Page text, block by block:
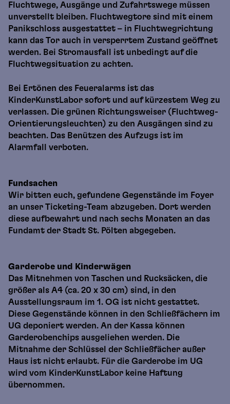
Fluchtwege, Ausgänge und Zufahrtswege müssen
unverstellt bleiben. Fluchtwegtore sind mit einem
Panikschloss ausgestattet – in Fluchtwegrichtung
kann das Tor auch in versperrtem Zustand geöffnet
werden. Bei Stromausfall ist unbedingt auf die
Fluchtwegsituation zu achten.
Bei Ertönen des Feueralarms ist das
KinderKunstLabor sofort und auf kürzestem Weg zu
verlassen. Die grünen Richtungsweiser (Fluchtweg-
Orientierungsleuchten) zu den Ausgängen sind zu
beachten. Das Benützen des Aufzugs ist im
Alarmfall verboten.
Fundsachen
Wir bitten euch, gefundene Gegenstände im Foyer
an unser Ticketing-Team abzugeben. Dort werden
diese aufbewahrt und nach sechs Monaten an das
Fundamt der Stadt St. Pölten abgegeben.
Garderobe und Kinderwägen
Das Mitnehmen von Taschen und Rucksäcken, die
größer als A4 (ca. 20 x 30 cm) sind, in den
Ausstellungsraum im 1. OG ist nicht gestattet.
Diese Gegenstände können in den Schließfächern im
UG deponiert werden. An der Kassa können
Garderobenchips ausgeliehen werden. Die
Mitnahme der Schlüssel der Schließfächer außer
Haus ist nicht erlaubt. Für die Garderobe im UG
wird vom KinderKunstLabor keine Haftung
übernommen.